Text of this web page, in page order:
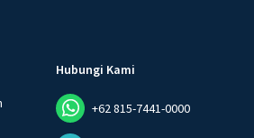
Hubungi Kami
+62 815-7441-0000